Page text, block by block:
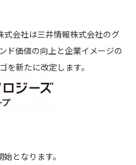
式会社は三井情報株式会社のグ
ド価値の向上と企業イメージの
を新たに改定します。
となります。